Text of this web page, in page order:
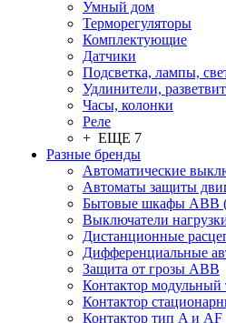
Умный дом
Терморегуляторы
Комплектующие
Датчики
Подсветка, лампы,
Удлинители,
Часы, колонки
Реле
+ ЕЩЕ 7
Разные бренды
Автоматические
Автоматы защиты
Бытовые шкафы ABB
Выключатели
Дистанционные
Дифференциальные
Защита от грозы ABB
Контактор модульный
Контактор
Контактор тип A и AF